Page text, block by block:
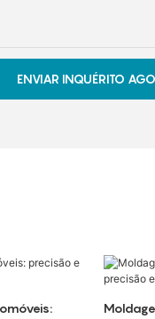
ENVIAR INQUÉRITO